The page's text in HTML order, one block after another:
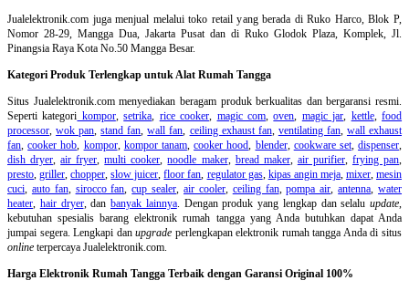
Jualelektronik.com juga menjual melalui toko retail yang berada di Ruko Harco, Blok P,
Nomor 28-29, Mangga Dua, Jakarta Pusat dan di Ruko Glodok Plaza, Komplek, Jl.
Pinangsia Raya Kota No.50 Mangga Besar.
Kategori Produk Terlengkap untuk Alat Rumah Tangga
Situs Jualelektronik.com menyediakan beragam produk berkualitas dan bergaransi resmi.
Seperti kategori kompor,setrika rice cooker magic com,oven magic jar kettle,food
processor ,wok pan ,stand fan ,wall fan ceiling exhaust fan, ventilating fan, wall exhaust
fan ,cooker hob kompor, kompor tanam,cooker hood blender, cookware set,dispenser
dish dryer ,air fryer ,multi cooker ,noodle maker, bread maker, air purifier, frying pan
presto ,griller ,chopper ,slow juicer ,floor fan regulator gas, kipas angin meja, mixer,mesin
cuci auto fan, sirocco fan ,cup sealer ,air cooler, ceiling fan,pompa air ,antenna ,water
heater hair dryer, dan banyak lainnya. Dengan produk yang lengkap dan selalu update
kebutuhan spesialis barang elektronik rumah tangga yang Anda butuhkan dapat Anda
jumpai segera. Lengkapi danupgrade perlengkapan elektronik rumah tangga Anda di situs
online terpercaya Jualelektronik.com.
Harga Elektronik Rumah Tangga Terbaik dengan Garansi Original 100%